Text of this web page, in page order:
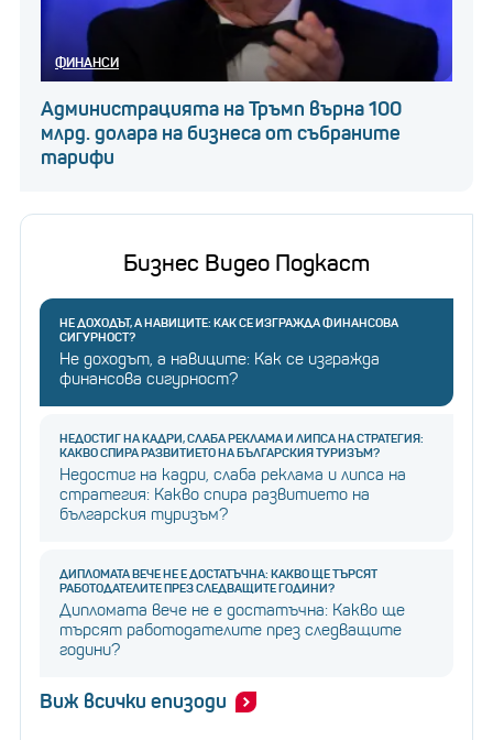
ФИНАНСИ
Администрацията на Тръмп върна 100
млрд. долара на бизнеса от събраните
тарифи
Бизнес Видео Подкаст
НЕ ДОХОДЪТ, А НАВИЦИТЕ: КАК СЕ ИЗГРАЖДА ФИНАНСОВА
СИГУРНОСТ?
Не доходът, а навиците: Как се изгражда
финансова сигурност?
НЕДОСТИГ НА КАДРИ, СЛАБА РЕКЛАМА И ЛИПСА НА СТРАТЕГИЯ:
КАКВО СПИРА РАЗВИТИЕТО НА БЪЛГАРСКИЯ ТУРИЗЪМ?
Недостиг на кадри, слаба реклама и липса на
стратегия: Какво спира развитието на
българския туризъм?
ДИПЛОМАТА ВЕЧЕ НЕ Е ДОСТАТЪЧНА: КАКВО ЩЕ ТЪРСЯТ
РАБОТОДАТЕЛИТЕ ПРЕЗ СЛЕДВАЩИТЕ ГОДИНИ?
Дипломата вече не е достатъчна: Какво ще
търсят работодателите през следващите
години?
Виж всички епизоди